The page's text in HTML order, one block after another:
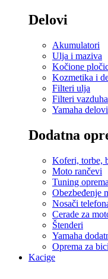
Delovi
Akumulatori
Ulja i maziva
Kočione
Kozmetika i
Filteri ulja
Filteri vazduha
Yamaha delovi
Dodatna
Koferi, torbe,
Moto rančevi
Tuning oprema
Obezbeđenje
Nosači
Cerade za
Štenderi
Yamaha
Oprema za
Kacige